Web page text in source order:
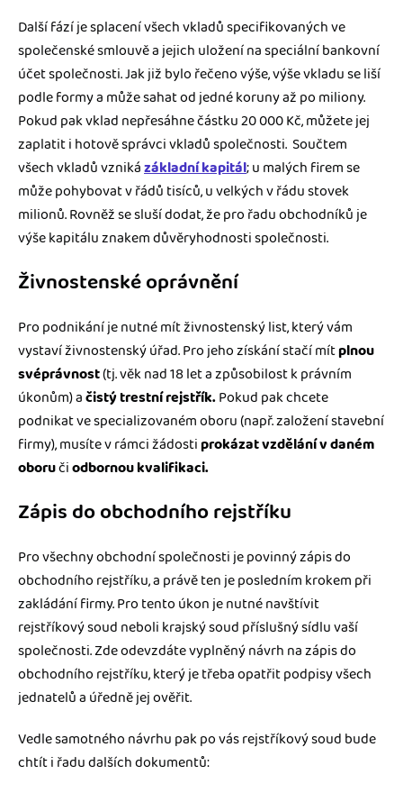
Další fází je splacení všech vkladů specifikovaných ve
společenské smlouvě a jejich uložení na speciální bankovní
účet společnosti. Jak již bylo řečeno výše, výše vkladu se liší
podle formy a může sahat od jedné koruny až po miliony.
Pokud pak vklad nepřesáhne částku 20 000 Kč, můžete jej
zaplatit i hotově správci vkladů společnosti. Součtem
všech vkladů vznikázákladní kapitál; u malých firem se
může pohybovat v řádů tisíců, u velkých v řádu stovek
milionů. Rovněž se sluší dodat, že pro řadu obchodníků je
výše kapitálu znakem důvěryhodnosti společnosti.
Živnostenské oprávnění
Pro podnikání je nutné mít živnostenský list, který vám
vystaví živnostenský úřad. Pro jeho získání stačí mítplnou
svéprávnost(tj. věk nad 18 let a způsobilost k právním
úkonům) ačistý trestní rejstřík.Pokud pak chcete
podnikat ve specializovaném oboru (např. založení stavební
firmy), musíte v rámci žádostiprokázat vzdělání v daném
oboručiodbornou kvalifikaci.
Zápis do obchodního rejstříku
Pro všechny obchodní společnosti je povinný zápis do
obchodního rejstříku, a právě ten je posledním krokem při
zakládání firmy. Pro tento úkon je nutné navštívit
rejstříkový soud neboli krajský soud příslušný sídlu vaší
společnosti. Zde odevzdáte vyplněný návrh na zápis do
obchodního rejstříku, který je třeba opatřit podpisy všech
jednatelů a úředně jej ověřit.
Vedle samotného návrhu pak po vás rejstříkový soud bude
chtít i řadu dalších dokumentů: